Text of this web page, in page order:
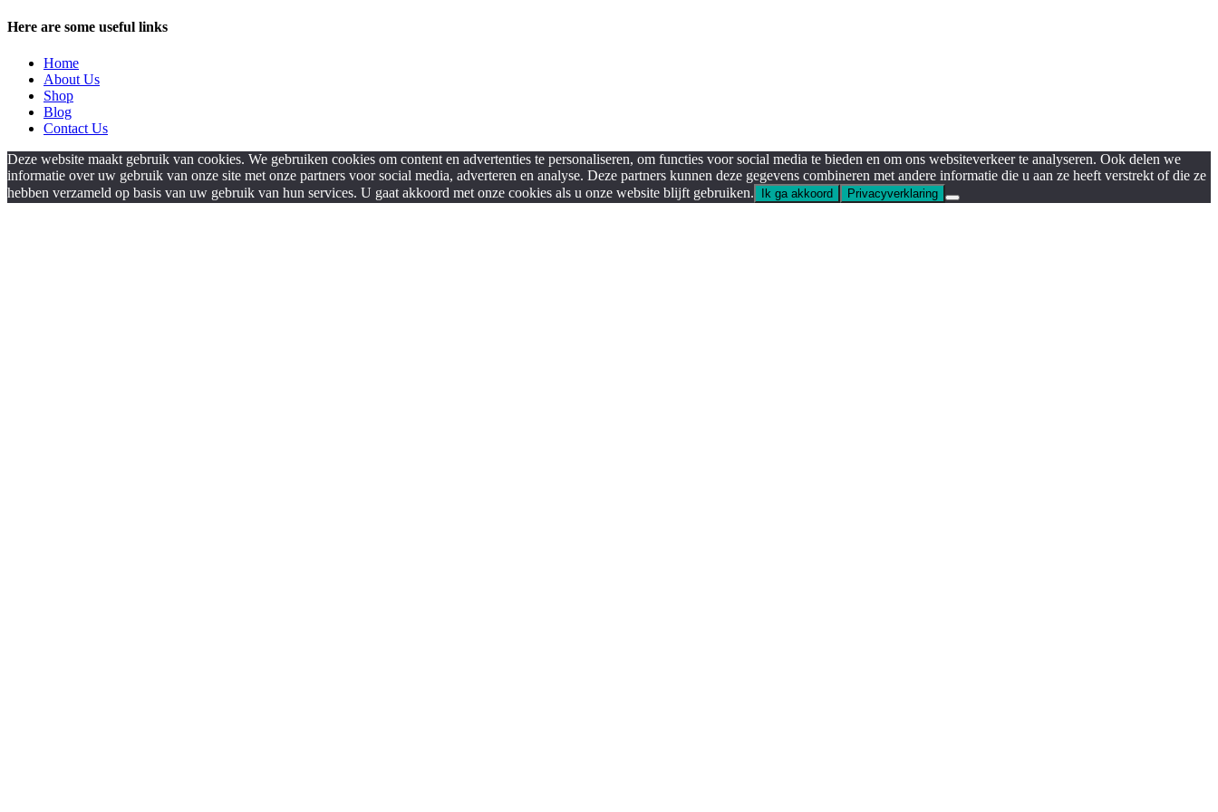
Here are some useful links
Home
About Us
Shop
Blog
Contact Us
Deze website maakt gebruik van cookies. We gebruiken cookies om content en advertenties te personaliseren, om functies voor social media te bieden en om ons websiteverkeer te analyseren. Ook delen we
informatie over uw gebruik van onze site met onze partners voor social media, adverteren en analyse. Deze partners kunnen deze gegevens combineren met andere informatie die u aan ze heeft verstrekt of die ze
hebben verzameld op basis van uw gebruik van hun services. U gaat akkoord met onze cookies als u onze website blijft gebruiken.
Ik ga akkoord Privacyverklaring